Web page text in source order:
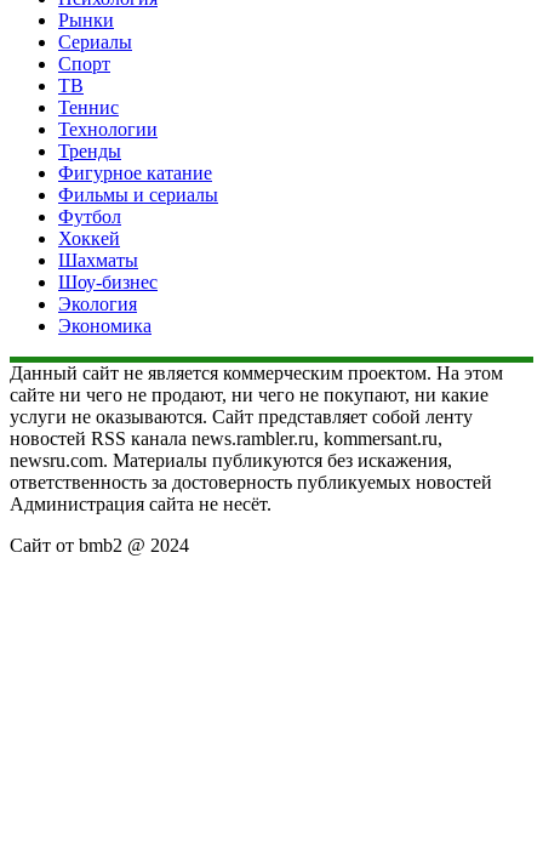
Рынки
Сериалы
Спорт
ТВ
Теннис
Технологии
Тренды
Фигурное катание
Фильмы и сериалы
Футбол
Хоккей
Шахматы
Шоу-бизнес
Экология
Экономика
Данный сайт не является коммерческим проектом. На этом
сайте ни чего не продают, ни чего не покупают, ни какие
услуги не оказываются. Сайт представляет собой ленту
новостей RSS канала news.rambler.ru, kommersant.ru,
newsru.com. Материалы публикуются без искажения,
ответственность за достоверность публикуемых новостей
Администрация сайта не несёт.
Сайт от bmb2 @ 2024